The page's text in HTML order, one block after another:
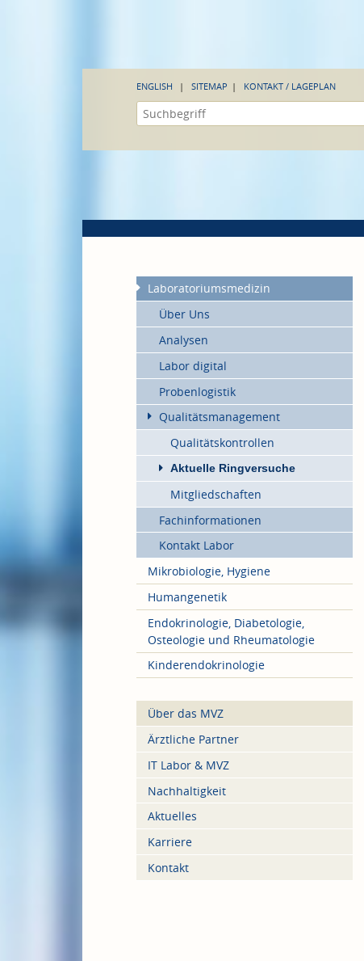
ENGLISH SITEMAP KONTAKT / LAGEPLAN
Laboratoriumsmedizin
Über Uns
Analysen
Labor digital
Probenlogistik
Qualitätsmanagement
Qualitätskontrollen
Aktuelle Ringversuche
Mitgliedschaften
Fachinformationen
Kontakt Labor
Mikrobiologie, Hygiene
Humangenetik
Endokrinologie, Diabetologie,
Osteologie und Rheumatologie
Kinderendokrinologie
Über das MVZ
Ärztliche Partner
IT Labor & MVZ
Nachhaltigkeit
Aktuelles
Karriere
Kontakt